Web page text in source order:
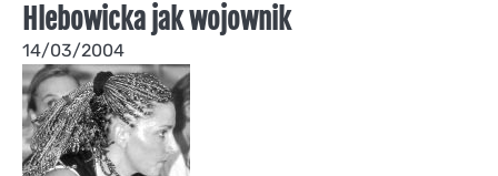
Hlebowicka jak wojownik
14/03/2004